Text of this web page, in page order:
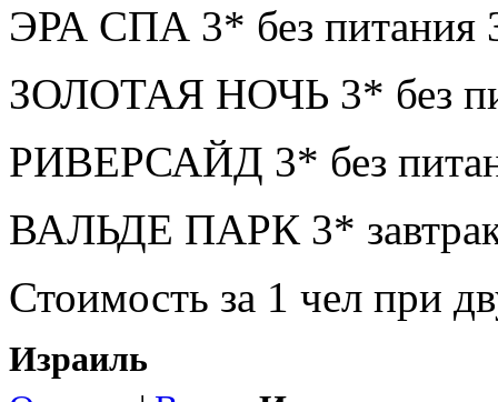
ЭРА СПА 3* без питания
ЗОЛОТАЯ НОЧЬ 3* без
РИВЕРСАЙД 3* без
ВАЛЬДЕ ПАРК 3*
Стоимость за 1 чел при
Израиль